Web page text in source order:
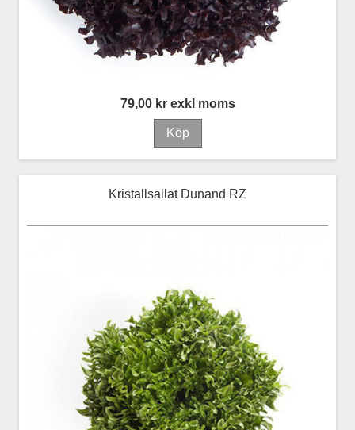
79,00 kr exkl moms
Kristallsallat Dunand RZ